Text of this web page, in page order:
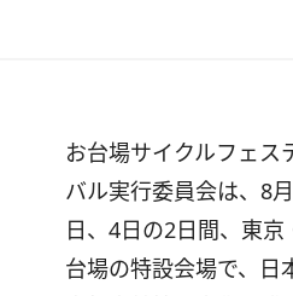
お台場サイクルフェス
バル実行委員会は、8
日、4日の2日間、東京
台場の特設会場で、日